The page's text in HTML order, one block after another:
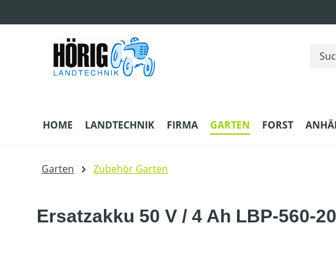
HOME LANDTECHNIK FIRMA GARTEN FORST
Garten Zubehör Garten
Ersatzakku 50 V / 4 Ah LBP-560-